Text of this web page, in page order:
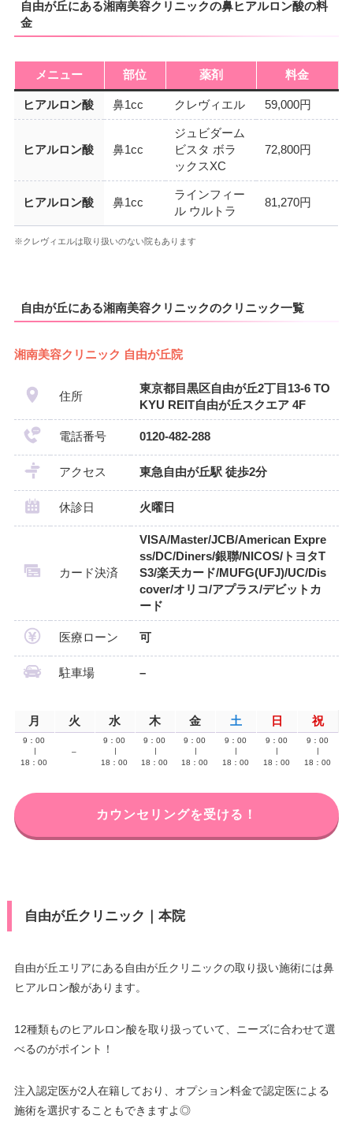
自由が丘にある湘南美容クリニックの鼻ヒアルロン酸の料
金
メニュー 部位 薬剤 料金
ヒアルロン酸 鼻1cc クレヴィエル 59,000円
ヒアルロン酸 鼻1cc
ジュビダーム
ビスタ ボラ
ックスXC
72,800円
ヒアルロン酸 鼻1cc
ラインフィー
ル ウルトラ
81,270円
※クレヴィエルは取り扱いのない院もあります
自由が丘にある湘南美容クリニックのクリニック一覧
湘南美容クリニック 自由が丘院
住所
東京都目黒区自由が丘2丁目13-6 TO
KYU REIT自由が丘スクエア 4F
電話番号 0120-482-288
アクセス 東急自由が丘駅 徒歩2分
休診日 火曜日
カード決済
VISA/Master/JCB/American Expre
ss/DC/Diners/銀聯/NICOS/トヨタT
S3/楽天カード/MUFG(UFJ)/UC/Dis
cover/オリコ/アプラス/デビットカ
ード
医療ローン 可
駐車場 –
月 火 水 木 金 土 日 祝
9：00
18：00
–
9：00
18：00
9：00
18：00
9：00
18：00
9：00
18：00
9：00
18：00
9：00
18：00
カウンセリングを受ける！
自由が丘クリニック｜本院
自由が丘エリアにある自由が丘クリニックの取り扱い施術には鼻
ヒアルロン酸があります。
12種類ものヒアルロン酸を取り扱っていて、ニーズに合わせて選
べるのがポイント！
注入認定医が2人在籍しており、オプション料金で認定医による
施術を選択することもできますよ◎